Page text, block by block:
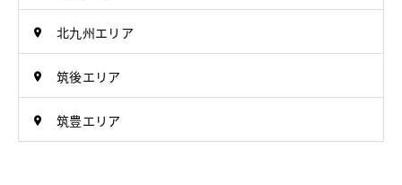
北九州エリア
筑後エリア
筑豊エリア